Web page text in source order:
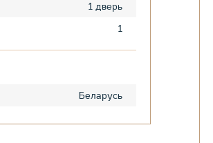
1 дверь
1
Беларусь